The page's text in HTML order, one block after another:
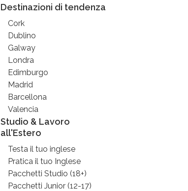
Destinazioni di tendenza
Cork
Dublino
Galway
Londra
Edimburgo
Madrid
Barcellona
Valencia
Studio & Lavoro
all'Estero
Testa il tuo inglese
Pratica il tuo Inglese
Pacchetti Studio (18+)
Pacchetti Junior (12-17)